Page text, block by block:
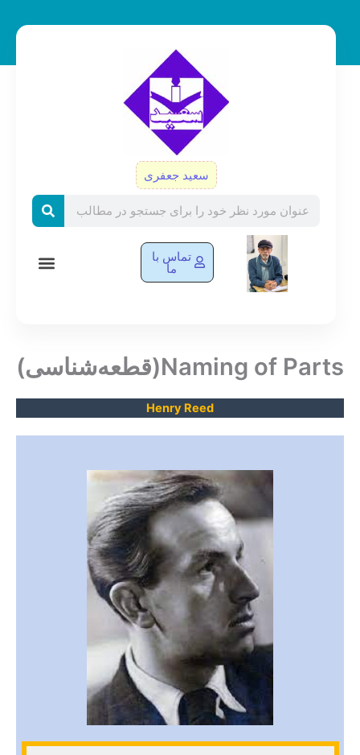
سعید جعفری
تماس با
ما
Naming of Parts(قطعه‌شناسی)
Henry Reed